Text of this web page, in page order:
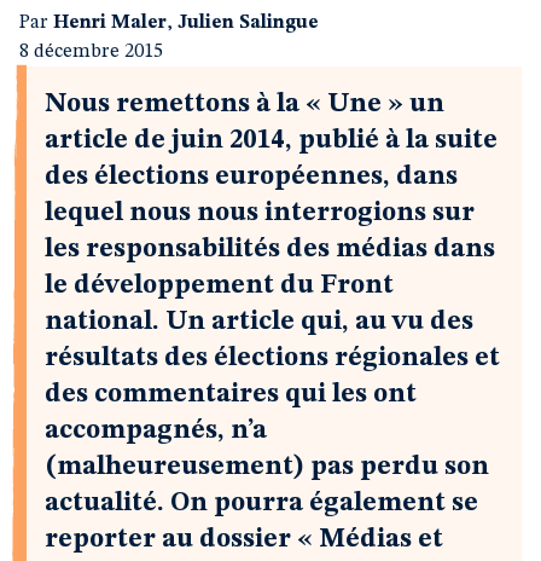
Par Henri Maler, Julien Salingue
8 décembre 2015
Nous remettons à la « Une » un
article de juin 2014, publié à la suite
des élections européennes, dans
lequel nous nous interrogions sur
les responsabilités des médias dans
le développement du Front
national. Un article qui, au vu des
résultats des élections régionales et
des commentaires qui les ont
accompagnés, n’a
(malheureusement) pas perdu son
actualité. On pourra également se
reporter au dossier « Médias et